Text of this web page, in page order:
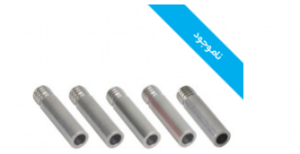
ناموجود